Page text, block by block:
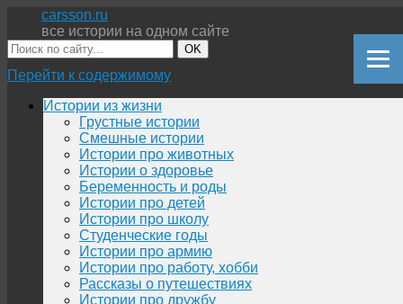
carsson.ru
все истории на одном сайте
OK
Перейти к содержимому
Истории из жизни
Грустные истории
Смешные истории
Истории про животных
Истории о здоровье
Беременность и роды
Истории про детей
Истории про школу
Студенческие годы
Истории про армию
Истории про работу, хобби
Рассказы о путешествиях
Истории про дружбу